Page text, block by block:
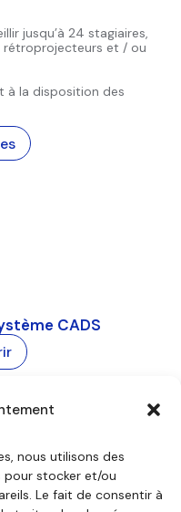
nous utilisons des
pour stocker et/ou
Le fait de consentir à
jusqu’à 24 stagiaires,
rétroprojecteurs et / ou
à la disposition des
CADS
Contactez-nous